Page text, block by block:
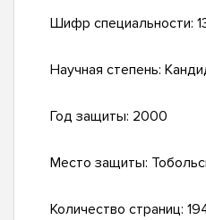
Шифр специальности:
Научная степень:
Год защиты: 2000
Место защиты:
Количество страниц: